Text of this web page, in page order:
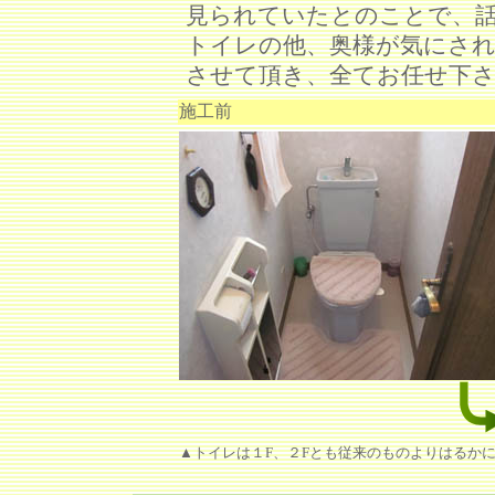
見られていたとのことで、
トイレの他、奥様が気にさ
させて頂き、全てお任せ下
施工前
▲トイレは１F、２Fとも従来のものよりはるか